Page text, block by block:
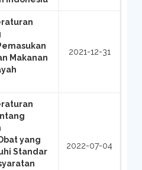
Makanan
2021-12-31
yang
Standar
2022-07-04